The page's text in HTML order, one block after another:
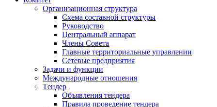
Организационная структура
Схема составной структуры
Руководство
Центральный аппарат
Члены Совета
Главные территориальные управлении
Сетевые предприятия
Задачи и функции
Международные отношения
Tендер
Объявления тендера
Правила проведение тендера